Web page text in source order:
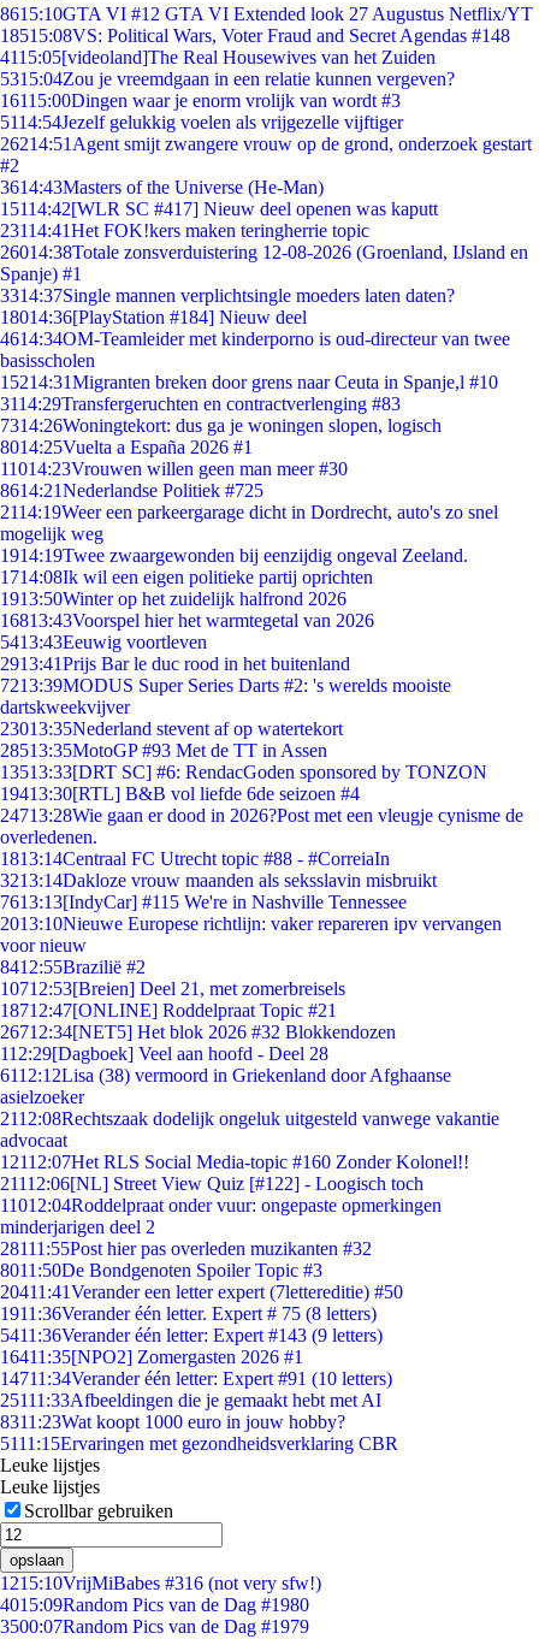
8615:10GTA VI #12 GTA VI Extended look 27 Augustus Netflix/YT
18515:08VS: Political Wars, Voter Fraud and Secret Agendas #148
4115:05[videoland]The Real Housewives van het Zuiden
5315:04Zou je vreemdgaan in een relatie kunnen vergeven?
16115:00Dingen waar je enorm vrolijk van wordt #3
5114:54Jezelf gelukkig voelen als vrijgezelle vijftiger
26214:51 Agent smijt zwangere vrouw op de grond, onderzoek gestart
#2
3614:43Masters of the Universe (He-Man)
15114:42[WLR SC #417] Nieuw deel openen was kaputt
23114:41Het FOK!kers maken teringherrie topic
26014:38Totale zonsverduistering 12-08-2026 (Groenland, IJsland en
Spanje) #1
3314:37Single mannen verplichtsingle moeders laten daten?
18014:36[PlayStation #184] Nieuw deel
4614:34OM-Teamleider met kinderporno is oud-directeur van twee
basisscholen
15214:31Migranten breken door grens naar Ceuta in Spanje,l #10
3114:29Transfergeruchten en contractverlenging #83
7314:26Woningtekort: dus ga je woningen slopen, logisch
8014:25Vuelta a España 2026 #1
11014:23Vrouwen willen geen man meer #30
8614:21Nederlandse Politiek #725
2114:19Weer een parkeergarage dicht in Dordrecht, auto's zo snel
mogelijk weg
1914:19Twee zwaargewonden bij eenzijdig ongeval Zeeland.
1714:08Ik wil een eigen politieke partij oprichten
1913:50Winter op het zuidelijk halfrond 2026
16813:43Voorspel hier het warmtegetal van 2026
5413:43Eeuwig voortleven
2913:41Prijs Bar le duc rood in het buitenland
7213:39MODUS Super Series Darts #2: 's werelds mooiste
dartskweekvijver
23013:35Nederland stevent af op watertekort
28513:35MotoGP #93 Met de TT in Assen
13513:33[DRT SC] #6: RendacGoden sponsored by TONZON
19413:30[RTL] B&B vol liefde 6de seizoen #4
24713:28Wie gaan er dood in 2026?Post met een vleugje cynisme de
overledenen.
1813:14Centraal FC Utrecht topic #88 - #CorreiaIn
3213:14Dakloze vrouw maanden als seksslavin misbruikt
7613:13[IndyCar] #115 We're in Nashville Tennessee
2013:10Nieuwe Europese richtlijn: vaker repareren ipv vervangen
voor nieuw
8412:55Brazilië #2
10712:53[Breien] Deel 21, met zomerbreisels
18712:47[ONLINE] Roddelpraat Topic #21
26712:34[NET5] Het blok 2026 #32 Blokkendozen
112:29[Dagboek] Veel aan hoofd - Deel 28
6112:12Lisa (38) vermoord in Griekenland door Afghaanse
asielzoeker
2112:08Rechtszaak dodelijk ongeluk uitgesteld vanwege vakantie
advocaat
12112:07Het RLS Social Media-topic #160 Zonder Kolonel!!
21112:06[NL] Street View Quiz [#122] - Loogisch toch
11012:04Roddelpraat onder vuur: ongepaste opmerkingen
minderjarigen deel 2
28111:55Post hier pas overleden muzikanten #32
8011:50De Bondgenoten Spoiler Topic #3
20411:41Verander een letter expert (7lettereditie) #50
1911:36Verander één letter. Expert # 75 (8 letters)
5411:36Verander één letter: Expert #143 (9 letters)
16411:35[NPO2] Zomergasten 2026 #1
14711:34Verander één letter: Expert #91 (10 letters)
25111:33Afbeeldingen die je gemaakt hebt met AI
8311:23Wat koopt 1000 euro in jouw hobby?
5111:15Ervaringen met gezondheidsverklaring CBR
Leuke lijstjes
Leuke lijstjes
Scrollbar gebruiken
opslaan
1215:10VrijMiBabes #316 (not very sfw!)
4015:09Random Pics van de Dag #1980
3500:07Random Pics van de Dag #1979